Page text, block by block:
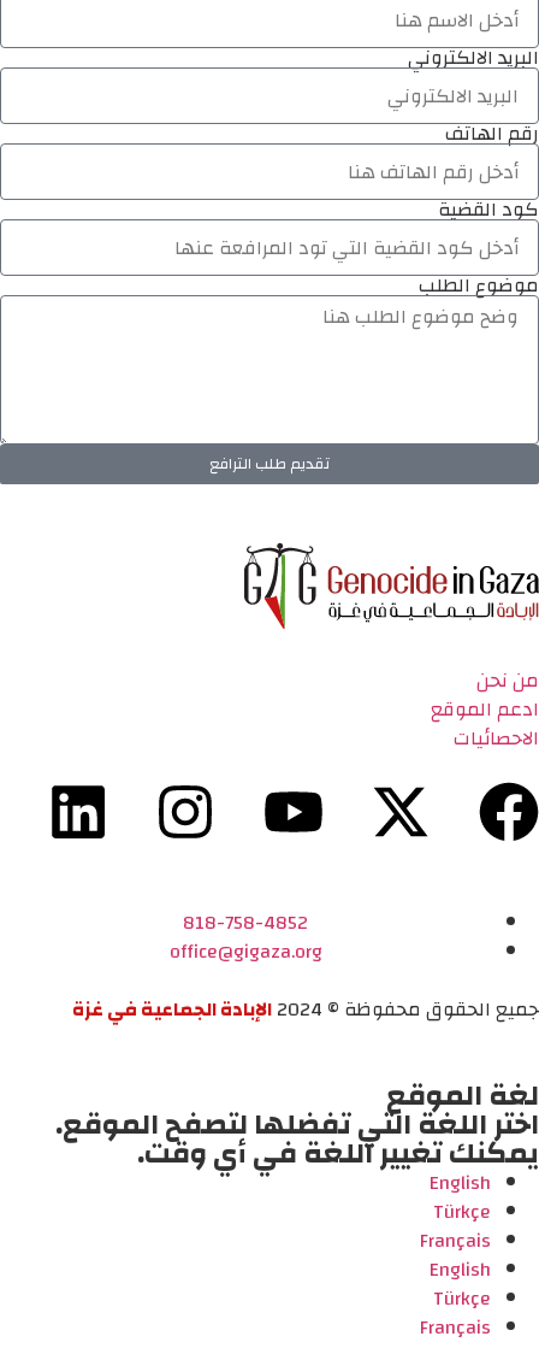
البريد الالكتروني
رقم الهاتف
كود القضية
موضوع الطلب
تقديم طلب الترافع
من نحن
ادعم الموقع
الاحصائيات
818-758-4852
office@gigaza.org
جميع الحقوق محفوظة © 2024
الإبادة الجماعية في غزة
لغة الموقع
اختر اللغة التي تفضلها لتصفح الموقع.
يمكنك تغيير اللغة في أي وقت.
English
Türkçe
Français
English
Türkçe
Français